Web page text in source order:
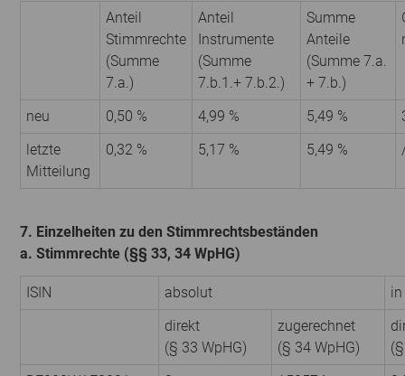
Anteil
Stimmrechte
(Summe
7.a.)
Anteil
Instrumente
(Summe
7.b.1.+ 7.b.2.)
Summe
Anteile
(Summe 7.a.
+ 7.b.)
neu 0,50 % 4,99 % 5,49 %
letzte
Mitteilung
0,32 % 5,17 % 5,49 %
7. Einzelheiten zu den Stimmrechtsbeständen
a. Stimmrechte (§§ 33, 34 WpHG)
ISIN absolut
in
direkt
(§ 33 WpHG)
zugerechnet
(§ 34 WpHG)